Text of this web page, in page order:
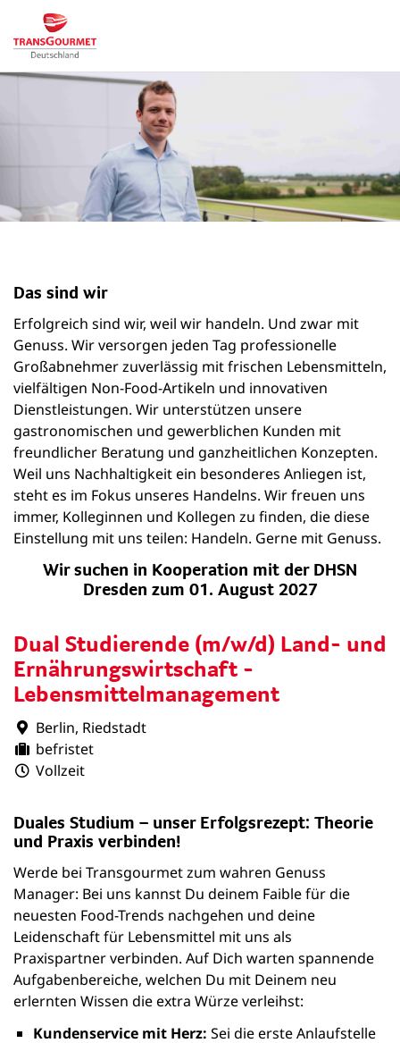
Dual Studierende (m/w/d) Land- und
Ernährungswirtschaft -
Lebensmittelmanagement
Berlin, Riedstadt
befristet
Vollzeit
Das sind wir
Erfolgreich sind wir, weil wir handeln. Und zwar mit
Genuss. Wir versorgen jeden Tag professionelle
Großabnehmer zuverlässig mit frischen Lebensmitteln,
vielfältigen Non-Food-Artikeln und innovativen
Dienstleistungen. Wir unterstützen unsere
gastronomischen und gewerblichen Kunden mit
freundlicher Beratung und ganzheitlichen Konzepten.
Weil uns Nachhaltigkeit ein besonderes Anliegen ist,
steht es im Fokus unseres Handelns. Wir freuen uns
immer, Kolleginnen und Kollegen zu finden, die diese
Einstellung mit uns teilen: Handeln. Gerne mit Genuss.
Wir suchen in Kooperation mit der DHSN
Dresden zum 01. August 2027
Duales Studium – unser Erfolgsrezept: Theorie
und Praxis verbinden!
Werde bei Transgourmet zum wahren Genuss
Manager: Bei uns kannst Du deinem Faible für die
neuesten Food-Trends nachgehen und deine
Leidenschaft für Lebensmittel mit uns als
Praxispartner verbinden. Auf Dich warten spannende
Aufgabenbereiche, welchen Du mit Deinem neu
erlernten Wissen die extra Würze verleihst:
Kundenservice mit Herz: Sei die erste Anlaufstelle